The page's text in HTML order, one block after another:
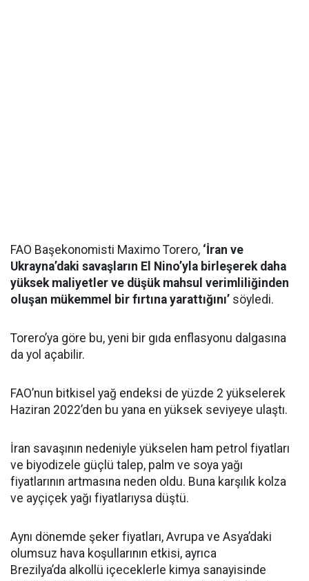
FAO Başekonomisti Maximo Torero, ‘İran ve
Ukrayna’daki savaşların El Nino’yla birleşerek daha
yüksek maliyetler ve düşük mahsul verimliliğinden
oluşan mükemmel bir fırtına yarattığını’ söyledi.
Torero’ya göre bu, yeni bir gıda enflasyonu dalgasına
da yol açabilir.
FAO’nun bitkisel yağ endeksi de yüzde 2 yükselerek
Haziran 2022’den bu yana en yüksek seviyeye ulaştı.
İran savaşının nedeniyle yükselen ham petrol fiyatları
ve biyodizele güçlü talep, palm ve soya yağı
fiyatlarının artmasına neden oldu. Buna karşılık kolza
ve ayçiçek yağı fiyatlarıysa düştü.
Aynı dönemde şeker fiyatları, Avrupa ve Asya’daki
olumsuz hava koşullarının etkisi, ayrıca
Brezilya’da alkollü içeceklerle kimya sanayisinde